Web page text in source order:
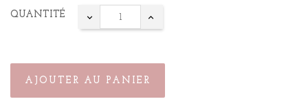
QUANTITÉ
AJOUTER AU PANIER